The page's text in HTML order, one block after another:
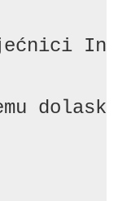
dolasku!